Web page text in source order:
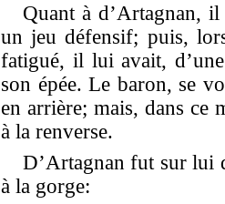
Quant à d’Artagnan,
un jeu défensif; puis,
fatigué, il lui avait,
son épée. Le baron, se
en arrière; mais, dans ce
à la renverse.
D’Artagnan fut sur lui
à la gorge: